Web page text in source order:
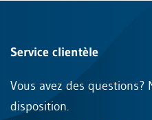
Service clientèle
Vous avez des questions?
disposition.